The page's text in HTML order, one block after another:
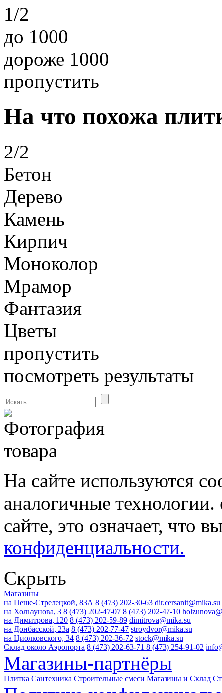
1/2
до 1000
дороже 1000
пропустить
На что похожа
2/2
Бетон
Дерево
Камень
Кирпич
Моноколор
Мрамор
Фантазия
Цветы
пропустить
посмотреть результаты
На сайте используются
аналогичные
сайте, это означает, что
конфиденциальности.
Скрыть
Магазины
на Пеше-Стрелецкой, 83А 8 (473) 202-30-63 dir.cersanit@mika.su
на Хользунова, 3 8 (473) 202-47-07 8 (473) 202-47-10
на Димитрова, 120 8 (473) 202-59-89 dimitrova@mika.su
на Донбасской, 23а 8 (473) 202-77-47 stroydvor@mika.su
на Циолковского, 34 8 (473) 202-36-72 stock@mika.su
Склад около Аэропорта 8 (473) 202-63-71 8 (473) 254-91-02
Магазины-партнёры
Плитка Сантехника Строительные смеси Магазины и Склад